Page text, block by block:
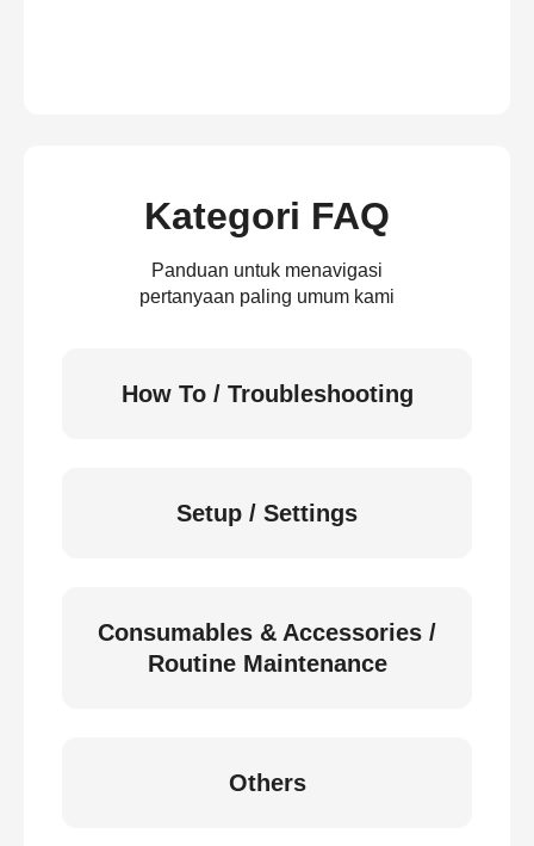
Kategori FAQ
Panduan untuk menavigasi
pertanyaan paling umum kami
How To / Troubleshooting
Setup / Settings
Consumables & Accessories /
Routine Maintenance
Others